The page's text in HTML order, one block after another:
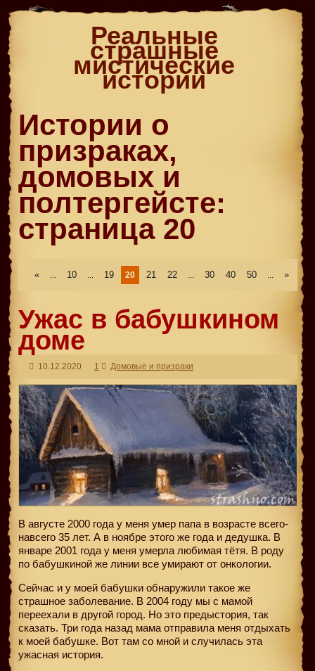
Реальные
страшные
мистические
истории
Истории о
призраках,
домовых и
полтергейсте:
страница 20
« ... 10 ... 19 20 21 22 ... 30 40 50 ... »
Ужас в бабушкином
доме
10.12.2020 1 Домовые и призраки
В августе 2000 года у меня умер папа в возрасте всего-
навсего 35 лет. А в ноябре этого же года и дедушка. В
январе 2001 года у меня умерла любимая тётя. В роду
по бабушкиной же линии все умирают от онкологии.
Сейчас и у моей бабушки обнаружили такое же
страшное заболевание. В 2004 году мы с мамой
переехали в другой город. Но это предыстория, так
сказать. Три года назад мама отправила меня отдыхать
к моей бабушке. Вот там со мной и случилась эта
ужасная история.